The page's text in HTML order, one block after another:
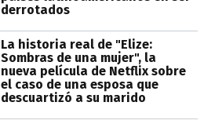
derrotados
La historia real de "Elize:
Sombras de una mujer", la
nueva película de Netflix sobre
el caso de una esposa que
descuartizó a su marido